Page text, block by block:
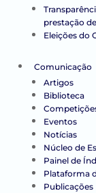
prestação
Eleições do
Comunicação
Artigos
Biblioteca
Eventos
Notícias
Núcleo de
Painel de
Plataforma
Publicações